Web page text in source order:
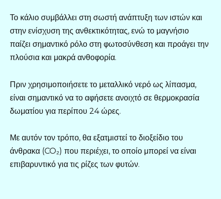
Το κάλιο συμβάλλει στη σωστή ανάπτυξη των ιστών και
στην ενίσχυση της ανθεκτικότητας, ενώ το μαγνήσιο
παίζει σημαντικό ρόλο στη φωτοσύνθεση και προάγει την
πλούσια και μακρά ανθοφορία.
Πριν χρησιμοποιήσετε το μεταλλικό νερό ως λίπασμα,
είναι σημαντικό να το αφήσετε ανοιχτό σε θερμοκρασία
δωματίου για περίπου 24 ώρες.
Με αυτόν τον τρόπο, θα εξατμιστεί το διοξείδιο του
άνθρακα (CO₂) που περιέχει, το οποίο μπορεί να είναι
επιβαρυντικό για τις ρίζες των φυτών.